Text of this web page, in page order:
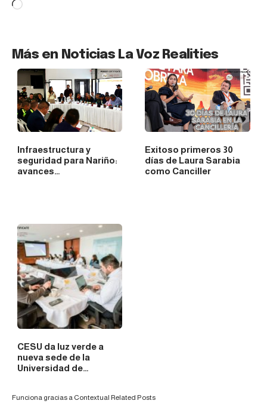
Más en Noticias La Voz Realities
Infraestructura y
seguridad para Nariño:
avances…
Exitoso primeros 30
días de Laura Sarabia
como Canciller
CESU da luz verde a
nueva sede de la
Universidad de…
Funciona gracias a Contextual Related Posts